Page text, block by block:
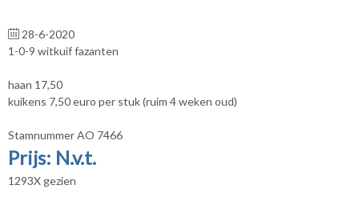
28-6-2020
1-0-9 witkuif fazanten
haan 17,50
kuikens 7,50 euro per stuk (ruim 4 weken oud)
Stamnummer AO 7466
Prijs: N.v.t.
1293X gezien